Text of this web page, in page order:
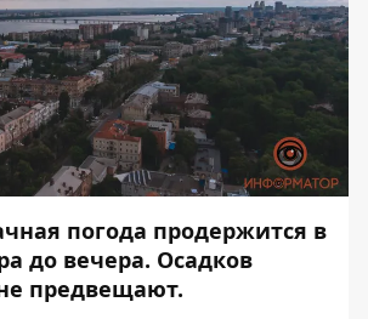
погода продержится в
до вечера. Осадков
предвещают.